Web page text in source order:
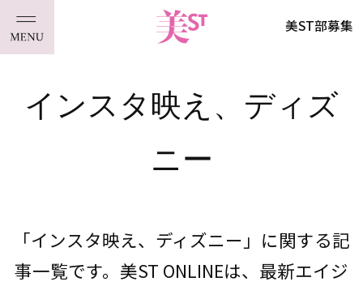
美ST部募集
インスタ映え、ディズ
ニー
「インスタ映え、ディズニー」に関する記
事一覧です。美ST ONLINEは、最新エイジ